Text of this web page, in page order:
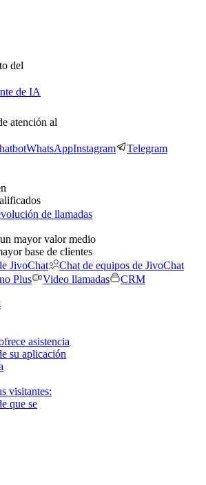
del
de IA
atención al
WhatsAppInstagram Telegram
de llamadas
mayor valor medio
base de clientes
JivoChat
Chat de equipos de JivoChat
Plus Video llamadas
CRM
asistencia
su aplicación
visitantes:
que se